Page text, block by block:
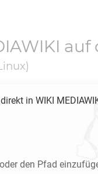
auf
in WIKI
den Pfad